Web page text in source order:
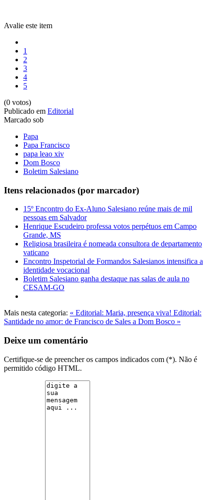
Avalie este item
1
2
3
4
5
(0 votos)
Publicado em Editorial
Marcado sob
Papa
Papa Francisco
papa leao xiv
Dom Bosco
Boletim Salesiano
Itens relacionados (por marcador)
15º Encontro do Ex-Aluno Salesiano reúne mais de mil
pessoas em Salvador
Henrique Escudeiro professa votos perpétuos em Campo
Grande, MS
Religiosa brasileira é nomeada consultora de departamento
vaticano
Encontro Inspetorial de Formandos Salesianos intensifica a
identidade vocacional
Boletim Salesiano ganha destaque nas salas de aula no
CESAM-GO
Mais nesta categoria: « Editorial: Maria, presença viva! Editorial:
Santidade no amor: de Francisco de Sales a Dom Bosco »
Deixe um comentário
Certifique-se de preencher os campos indicados com (*). Não é
permitido código HTML.